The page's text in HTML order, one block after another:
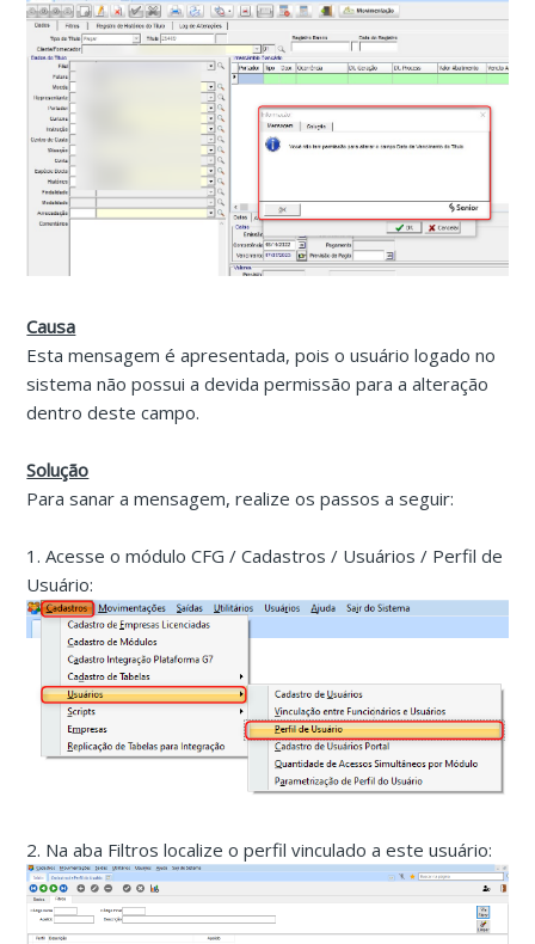
Causa
Esta mensagem é apresentada, pois o usuário logado no
sistema não possui a devida permissão para a alteração
dentro deste campo.
Solução
Para sanar a mensagem, realize os passos a seguir:
1. Acesse o módulo CFG / Cadastros / Usuários / Perfil de
Usuário:
2. Na aba Filtros localize o perfil vinculado a este usuário: